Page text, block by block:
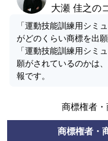
大瀬 佳之の
「運動技能訓練用シミ
がどのくらい商標を出
「運動技能訓練用シミ
願がされているのかは
報です。
商標権者
商標権者・